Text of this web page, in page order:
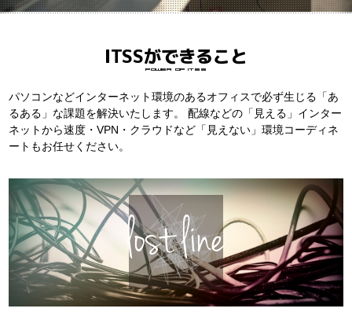
ITSSができること
Power of itss
パソコンなどインターネット環境のあるオフィスで必ず生じる「あ
るある」な課題を解決いたします。
配線などの「見える」インター
ネットから速度・VPN・クラウドなど「見えない」環境コーディネ
ートもお任せください。